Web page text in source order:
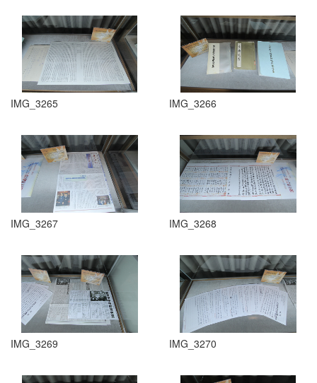
IMG_3265 IMG_3266
IMG_3267 IMG_3268
IMG_3269 IMG_3270